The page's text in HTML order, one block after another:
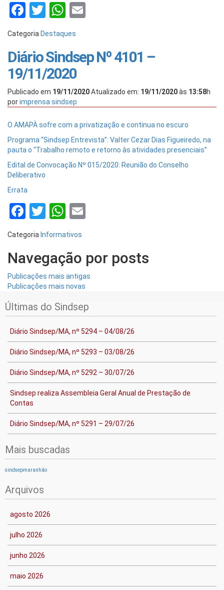
Facebook
TwitterWhatsApp
Categoria Destaques
Diário Sindsep Nº 4101 –
19/11/2020
Publicado em 19/11/2020Atualizado em: 19/11/2020às 13:58h
porimprensa sindsep
O AMAPÀ sofre com a privatização e continua no escuro
Programa “Sindsep Entrevista”: Valter Cezar Dias Figueiredo, na
pauta o “Trabalho remoto e retorno às atividades presenciais”
Edital de Convocação Nº 015/2020: Reunião do Conselho
Deliberativo
Errata
Facebook
TwitterWhatsApp
Categoria Informativos
Navegação por posts
Publicações mais antigas
Publicações mais novas
Últimas do Sindsep
Diário Sindsep/MA, nº 5294 – 04/08/26
Diário Sindsep/MA, nº 5293 – 03/08/26
Diário Sindsep/MA, nº 5292 – 30/07/26
Sindsep realiza Assembleia Geral Anual de Prestação de
Contas
Diário Sindsep/MA, nº 5291 – 29/07/26
Mais buscadas
sindsepmaranhão
Arquivos
agosto 2026
julho 2026
junho 2026
maio 2026